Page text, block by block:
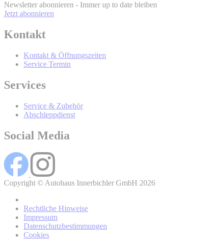
Wer wird Ihre Daten erhalten und Sie
kontaktieren?
Newsletter abonnieren - Immer up to date bleiben
Jetzt abonnieren
Kontakt
Kontakt & Öffnungszeiten
Service Termin
Services
Service & Zubehör
Abschleppdienst
Social Media
Copyright © Autohaus Innerbichler GmbH 2026
Rechtliche Hinweise
Impressum
Datenschutzbestimmungen
Cookies